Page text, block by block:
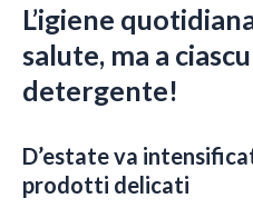
L’igiene
salute, ma a
detergente!
D’estate va
prodotti delicati